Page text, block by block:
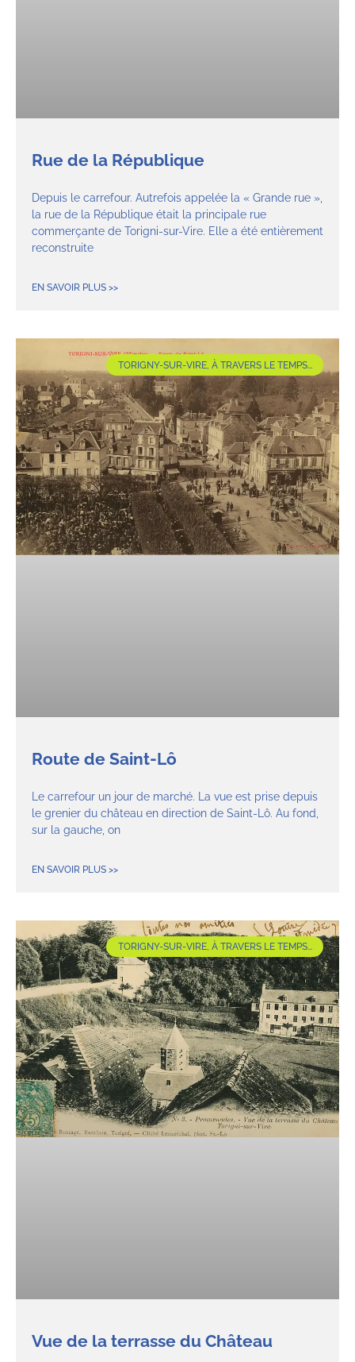
Rue de la République
Depuis le carrefour. Autrefois appelée la « Grande rue »,
la rue de la République était la principale rue
commerçante de Torigni-sur-Vire. Elle a été entièrement
reconstruite
EN SAVOIR PLUS >>
TORIGNY-SUR-VIRE, À TRAVERS LE TEMPS...
Route de Saint-Lô
Le carrefour un jour de marché. La vue est prise depuis
le grenier du château en direction de Saint-Lô. Au fond,
sur la gauche, on
EN SAVOIR PLUS >>
TORIGNY-SUR-VIRE, À TRAVERS LE TEMPS...
Vue de la terrasse du Château